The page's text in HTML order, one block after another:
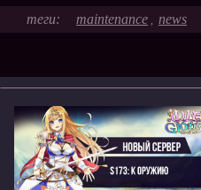
maintenance , news